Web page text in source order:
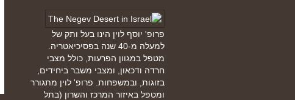
פרופ' יוסף לוין הינו בעל ותק של
למעלה מ-40 שנה בפסיכיאטריה.
מטפל במגוון הפרעות, כולל מצבי
חרדה ודכאון, ומצבי משבר ביחידים,
בזוגות, ובמשפחות. פרופ' לוין מתגורר
ומטפל באיזור המרכז והשרון (בתל